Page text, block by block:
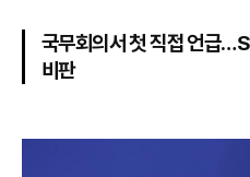
국무회의서 첫 직접 언급
비판